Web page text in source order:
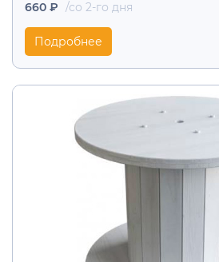
660 ₽ /со 2-го дня
Подробнее